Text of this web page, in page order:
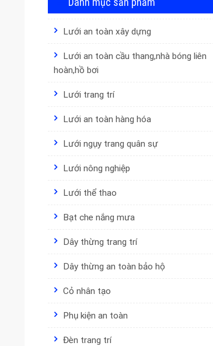
Lưới an toàn xây dựng
Lưới an toàn cầu thang,nhà bóng liên
hoàn,hồ bơi
Lưới trang trí
Lưới an toàn hàng hóa
Lưới ngụy trang quân sự
Lưới nông nghiệp
Lưới thể thao
Bạt che nắng mưa
Dây thừng trang trí
Dây thừng an toàn bảo hộ
Cỏ nhân tạo
Phụ kiện an toàn
Đèn trang trí